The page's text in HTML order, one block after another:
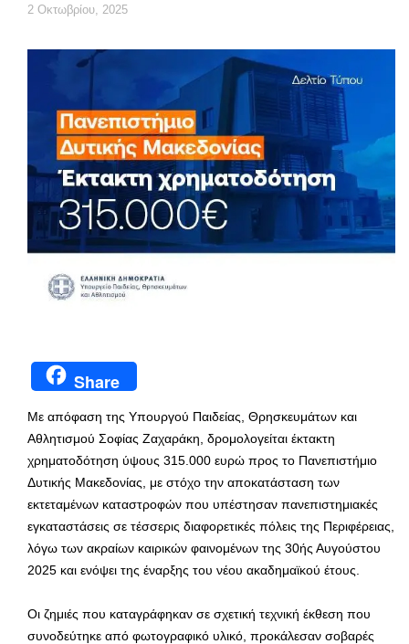
2 Οκτωβρίου, 2025
Share
Με απόφαση της Υπουργού Παιδείας, Θρησκευμάτων και
Αθλητισμού Σοφίας Ζαχαράκη, δρομολογείται έκτακτη
χρηματοδότηση ύψους 315.000 ευρώ προς το Πανεπιστήμιο
Δυτικής Μακεδονίας, με στόχο την αποκατάσταση των
εκτεταμένων καταστροφών που υπέστησαν πανεπιστημιακές
εγκαταστάσεις σε τέσσερις διαφορετικές πόλεις της Περιφέρειας,
λόγω των ακραίων καιρικών φαινομένων της 30ής Αυγούστου
2025 και ενόψει της έναρξης του νέου ακαδημαϊκού έτους.
Οι ζημιές που καταγράφηκαν σε σχετική τεχνική έκθεση που
συνοδεύτηκε από φωτογραφικό υλικό, προκάλεσαν σοβαρές